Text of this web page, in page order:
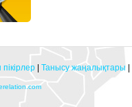
| Танысу жаңалықтары |